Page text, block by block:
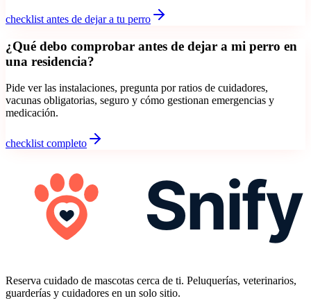
checklist antes de dejar a tu perro
¿Qué debo comprobar antes de dejar a mi perro en
una residencia?
Pide ver las instalaciones, pregunta por ratios de cuidadores,
vacunas obligatorias, seguro y cómo gestionan emergencias y
medicación.
checklist completo
Reserva cuidado de mascotas cerca de ti. Peluquerías, veterinarios,
guarderías y cuidadores en un solo sitio.